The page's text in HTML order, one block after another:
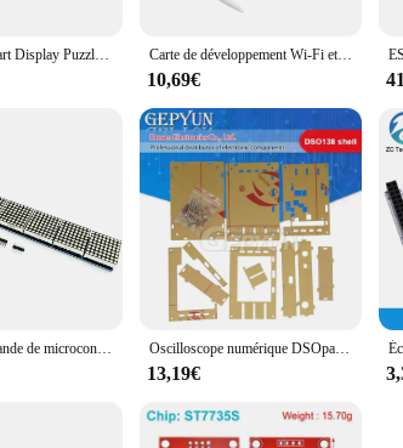
4.0 Pouces Smart Display Puzzles Itive Écran Tactile LCD ESP32-S3 Conseil de Développement pour Ardu37LVGL WiFi Bluetooth 86 Boîte avec Démo Carte de développement Wi-Fi et Bluetooth Ardu37LVGL, écran intelligent, technologie LCD TFT avec WROOM tactile, ESP32, 2.8 pouces, 240x320, 2.8 pouces
10,69€
Carte de commande de microcontrôleur de tube numérique, affichage LED matriciel, technologie, 5V, kit de bricolage électronique Ardu37, Prévention 7219, 8x8, 8, 16 points Oscilloscope numérique DSOpara avec écran TFT, kit de bricolage, affichage de forme d'onde, défilement précis, boîtier en acrylique pour Ardu37, 2.4 pouces
13,19€